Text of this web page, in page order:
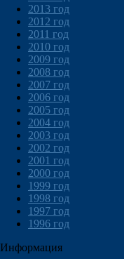
2013 год
2012 год
2011 год
2010 год
2009 год
2008 год
2007 год
2006 год
2005 год
2004 год
2003 год
2002 год
2001 год
2000 год
1999 год
1998 год
1997 год
1996 год
Информация